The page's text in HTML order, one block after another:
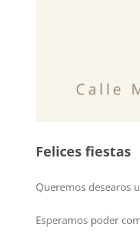
Felices fiestas
Queremos desearos
Esperamos poder